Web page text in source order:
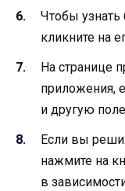
Чтобы
кликните на
На странице
приложения,
и другую
Если вы
нажмите на
в